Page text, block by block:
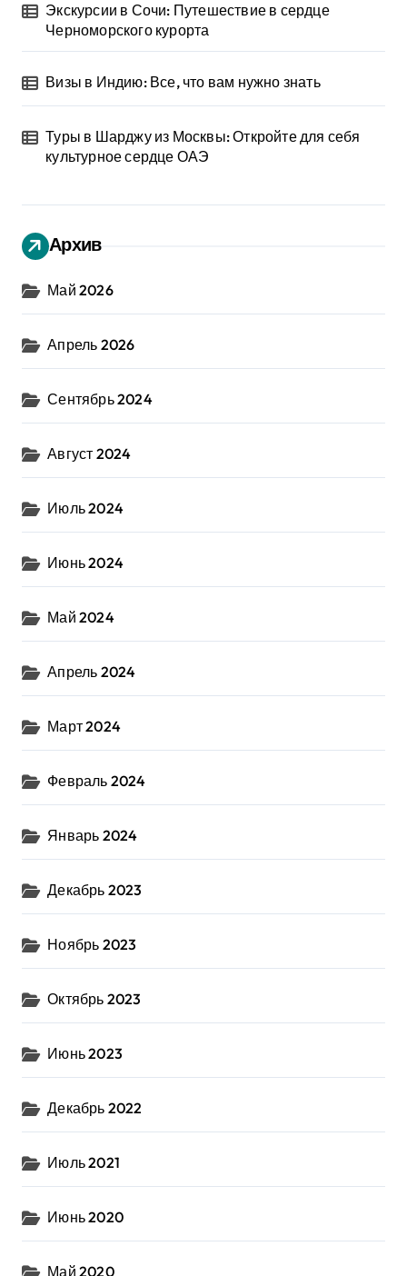
Экскурсии в Сочи: Путешествие в сердце
Черноморского курорта
Визы в Индию: Все, что вам нужно знать
Туры в Шарджу из Москвы: Откройте для себя
культурное сердце ОАЭ
Архив
Май 2026
Апрель 2026
Сентябрь 2024
Август 2024
Июль 2024
Июнь 2024
Май 2024
Апрель 2024
Март 2024
Февраль 2024
Январь 2024
Декабрь 2023
Ноябрь 2023
Октябрь 2023
Июнь 2023
Декабрь 2022
Июль 2021
Июнь 2020
Май 2020